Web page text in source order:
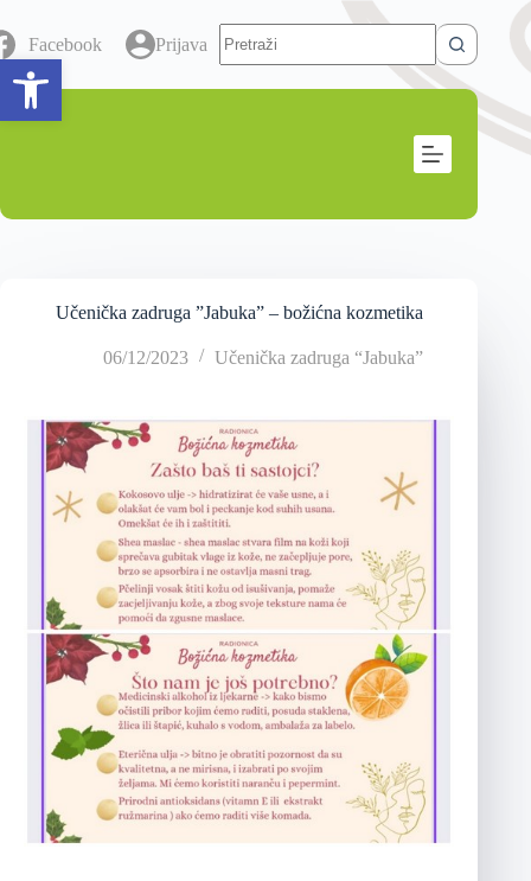
Open toolbar
Facebook Prijava
Učenička zadruga ”Jabuka” – božićna kozmetika
06/12/2023 Učenička zadruga “Jabuka”